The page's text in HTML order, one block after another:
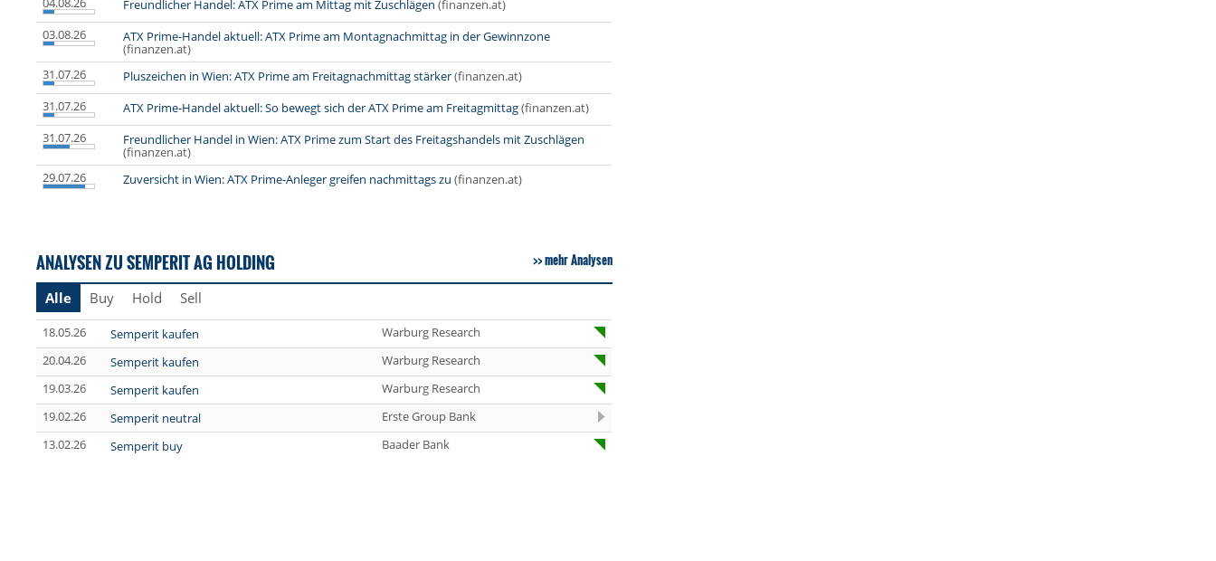
Freundlicher Handel: ATX Prime am Mittag mit Zuschlägen (finanzen.at)
03.08.26
ATX Prime-Handel aktuell: ATX Prime am Montagnachmittag in der Gewinnzone
(finanzen.at)
31.07.26
Pluszeichen in Wien: ATX Prime am Freitagnachmittag stärker(finanzen.at)
31.07.26
ATX Prime-Handel aktuell: So bewegt sich der ATX Prime am Freitagmittag(finanzen.at)
31.07.26
Freundlicher Handel in Wien: ATX Prime zum Start des Freitagshandels mit Zuschlägen
(finanzen.at)
29.07.26
Zuversicht in Wien: ATX Prime-Anleger greifen nachmittags zu (finanzen.at)
ANALYSEN ZU SEMPERIT AG HOLDING mehr Analysen
Alle Buy Hold Sell
18.05.26 Semperit kaufen
Warburg Research
20.04.26
Semperit kaufen
Warburg Research
19.03.26
Semperit kaufen
Warburg Research
19.02.26
Semperit neutral
Erste Group Bank
13.02.26
Semperit buy Baader Bank